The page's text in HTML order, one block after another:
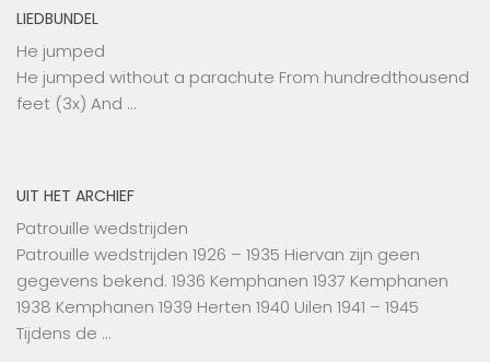
LIEDBUNDEL
He jumped
He jumped without a parachute From hundredthousend
feet (3x) And …
UIT HET ARCHIEF
Patrouille wedstrijden
Patrouille wedstrijden 1926 – 1935 Hiervan zijn geen
gegevens bekend. 1936 Kemphanen 1937 Kemphanen
1938 Kemphanen 1939 Herten 1940 Uilen 1941 – 1945
Tijdens de …